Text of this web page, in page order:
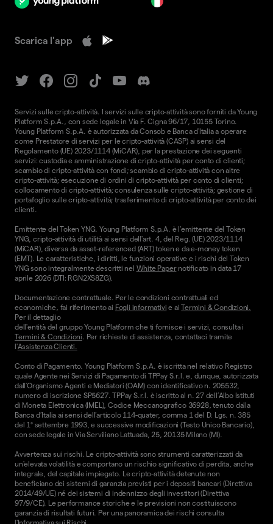
Scarica l'app
Servizi sulle cripto-attività. I servizi sulle cripto-attività sono forniti da Young
Platform S.p.A., con sede legale in Via F. Cigna 96/17, 10155 Torino.
Young Platform S.p.A. è autorizzata da Consob e Banca d'Italia a operare
come Prestatore di servizi per le cripto-attività (CASP) ai sensi del
Regolamento (UE) 2023/1114 (MiCAR), per la prestazione dei seguenti
servizi: custodia e amministrazione di cripto-attività per conto di clienti;
scambio di cripto-attività con fondi; scambio di cripto-attività con altre
cripto-attività; esecuzione di ordini di cripto-attività per conto di clienti;
collocamento di cripto-attività; consulenza sulle cripto-attività; gestione di
portafoglio sulle cripto-attività; trasferimento di cripto-attività per conto dei
clienti.
Emittente del Token YNG. Young Platform S.p.A. è l'emittente del Token
YNG, cripto-attività di utilità ai sensi dell'art. 4, del Reg. (UE) 2023/1114
(MiCAR), diversa da asset-referenced (ART) token e da e-money token
(EMT). Le caratteristiche, i diritti, le funzioni operative e i rischi del Token
YNG sono integralmente descritti nel White Papernotificato in data 17
aprile 2026 (DTI: RGN2XS8ZG).
Documentazione contrattuale. Per le condizioni contrattuali ed
economiche, fai riferimento ai Fogli informativi e aiTermini & Condizioni.
Per il dettaglio
dell'entità del gruppo Young Platform che ti fornisce i servizi, consulta i
Termini & Condizioni. Per richieste di assistenza, contattaci tramite
l'Assistenza Clienti.
Conto di Pagamento. Young Platform S.p.A. è iscritta nel relativo Registro
quale Agente nei Servizi di Pagamento di TPPay S.r.l. e, dunque, autorizzata
dall’Organismo Agenti e Mediatori (OAM) con identificativo n. 205532,
numero di iscrizione SP5627. TPPay S.r.l. è iscritto al n. 27 dell’Albo Istituti
di Moneta Elettronica (IMEL), Codice Meccanografico 36928, tenuto dalla
Banca d’Italia ai sensi dell’articolo 114-quater, comma 1 del D. Lgs. n. 385
del 1° settembre 1993, e successive modificazioni (Testo Unico Bancario),
con sede legale in Via Serviliano Lattuada, 25, 20135 Milano (MI).
Avvertenza sui rischi. Le cripto-attività sono strumenti caratterizzati da
un'elevata volatilità e comportano un rischio significativo di perdita, anche
integrale, del capitale impiegato. Le cripto-attività detenute non
beneficiano dei sistemi di garanzia previsti per i depositi bancari (Direttiva
2014/49/UE) né dei sistemi di indennizzo degli investitori (Direttiva
97/9/CE). Le performance storiche e le previsioni non costituiscono
garanzia di risultati futuri. Per una panoramica dei rischi consulta
l'Informativa sui Rischi